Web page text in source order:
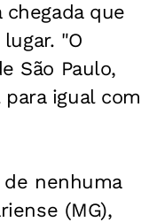
que
"O
São Paulo,
igual com
nenhuma
(MG),